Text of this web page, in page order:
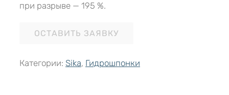
при разрыве — 195 %.
ОСТАВИТЬ ЗАЯВКУ
Категории: Sika, Гидрошпонки